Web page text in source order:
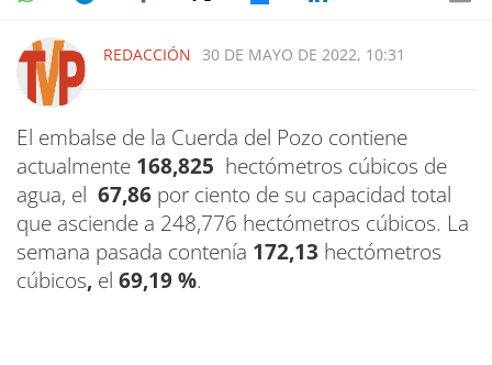
REDACCIÓN 30 DE MAYO DE 2022, 10:31
El embalse de la Cuerda del Pozo contiene
actualmente 168,825 hectómetros cúbicos de
agua, el 67,86 por ciento de su capacidad total
que asciende a 248,776 hectómetros cúbicos. La
semana pasada contenía 172,13 hectómetros
cúbicos, el 69,19 %.